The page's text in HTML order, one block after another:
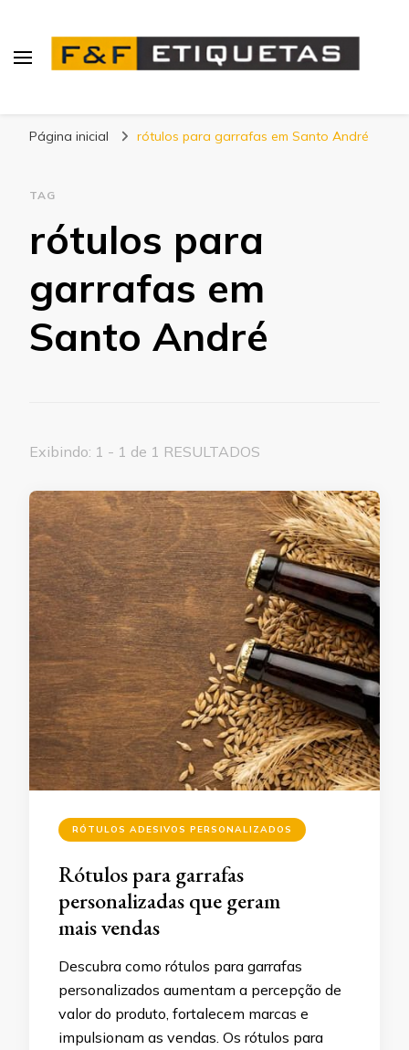
Página inicial rótulos para garrafas em Santo André
TAG
rótulos para
garrafas em
Santo André
Exibindo: 1 - 1 de 1 RESULTADOS
RÓTULOS ADESIVOS PERSONALIZADOS
Rótulos para garrafas
personalizadas que geram
mais vendas
Descubra como rótulos para garrafas
personalizados aumentam a percepção de
valor do produto, fortalecem marcas e
impulsionam as vendas. Os rótulos para